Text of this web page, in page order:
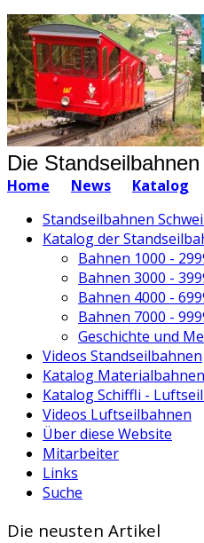
Die
Home News Katalog
Standseilbahnen
Katalog der
Bahnen 1000 -
Bahnen 3000 -
Bahnen 4000 -
Bahnen 7000 -
Geschichte und
Videos Standseilbahnen
Katalog Materialbahnen
Katalog Schiffli -
Videos Luftseilbahnen
Über diese Website
Mitarbeiter
Links
Suche
Die neusten Artikel